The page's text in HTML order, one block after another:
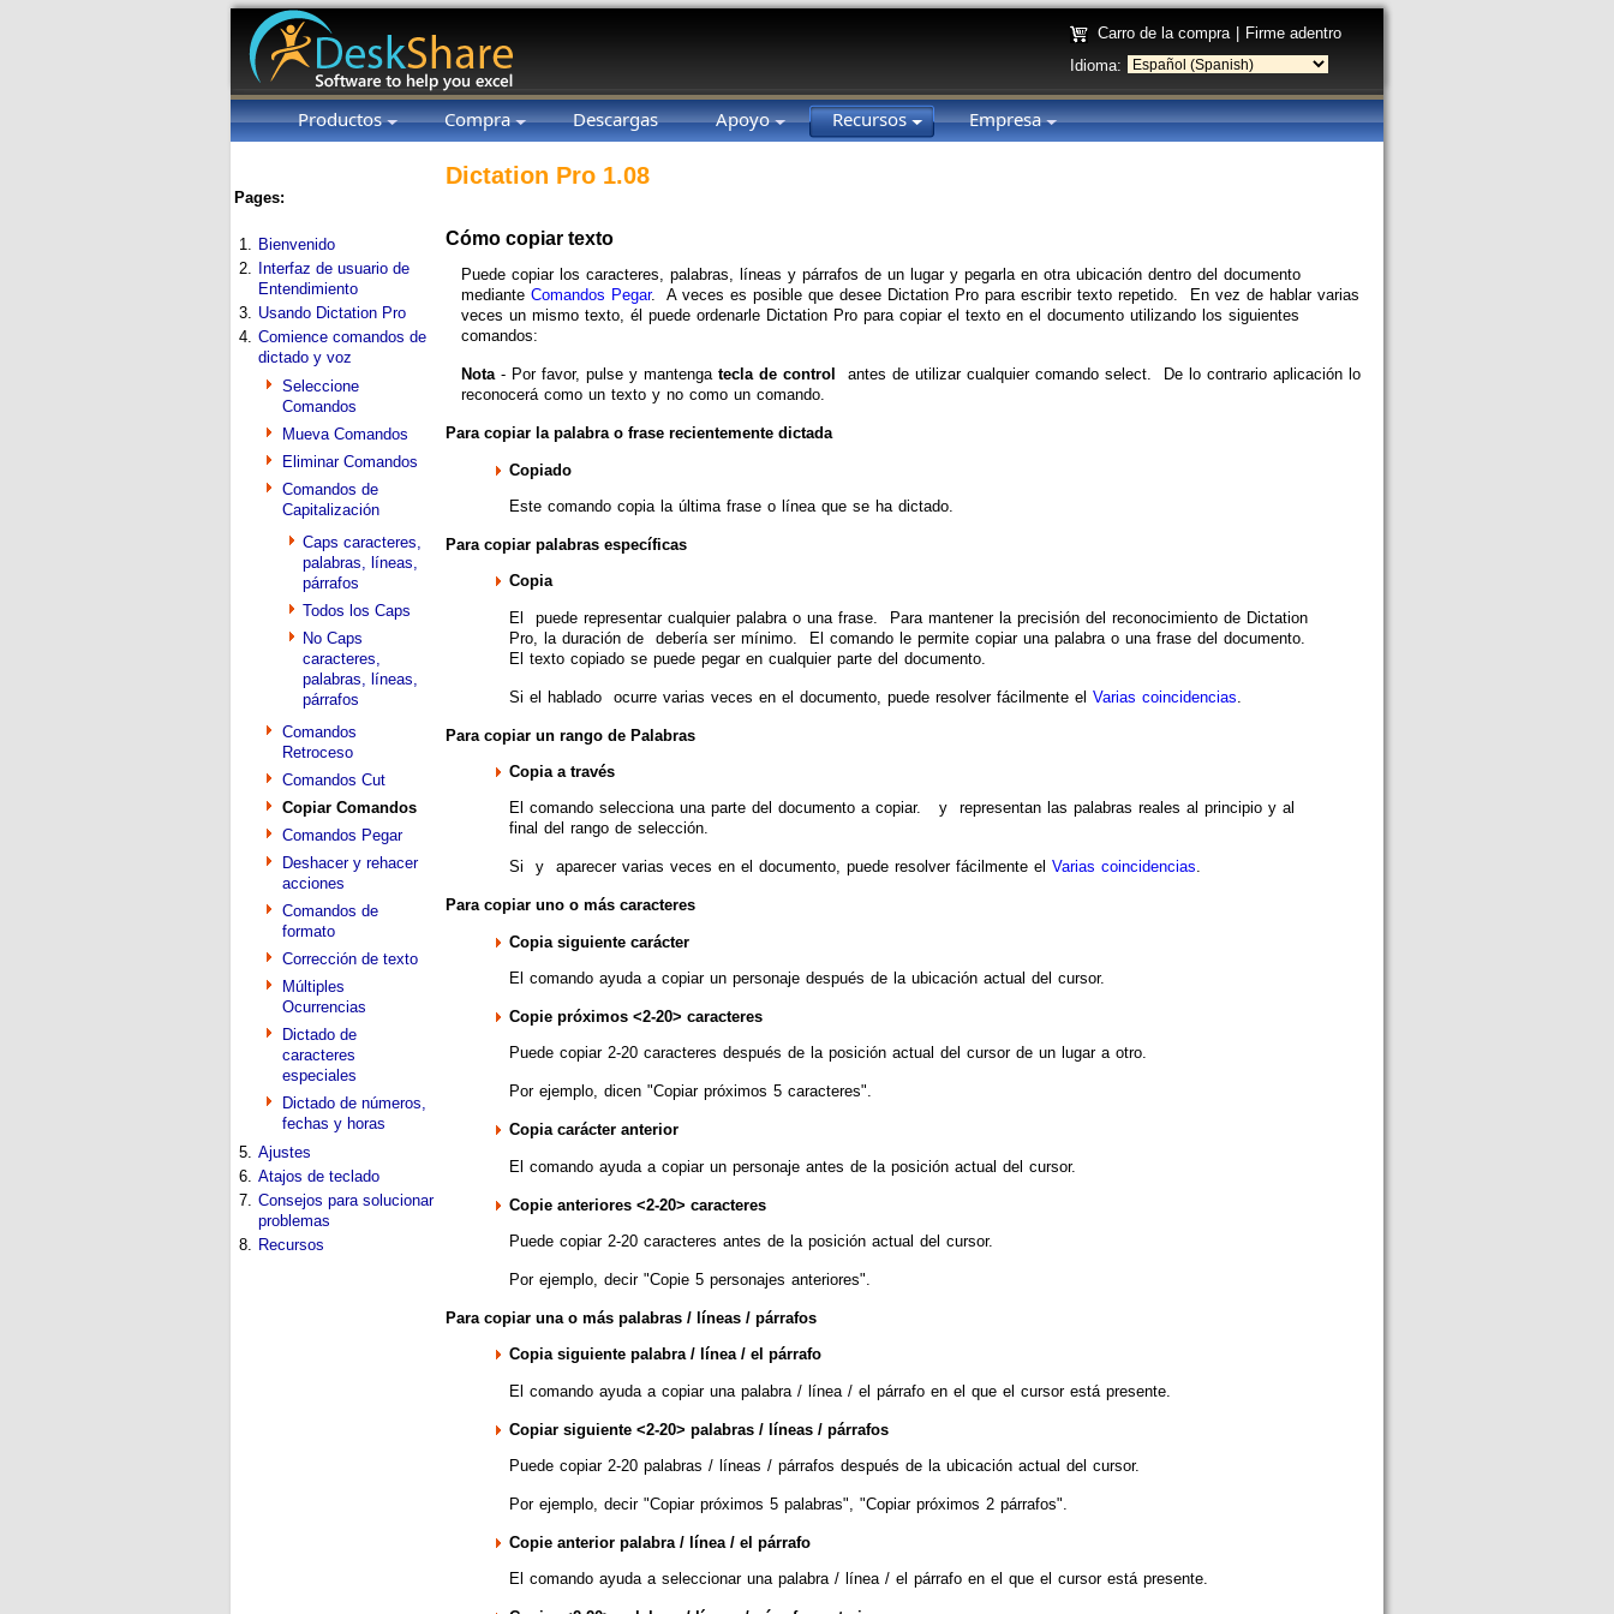
Carro de la compra
Firme adentro
Idioma:
Productos Compra Descargas Apoyo Recursos Empresa
Pages:
1. Bienvenido
2.
Interfaz de usuario de
Entendimiento
3. Usando Dictation Pro
4. Comience comandos de
dictado y voz
Seleccione
Comandos
Mueva Comandos
Eliminar Comandos
Comandos de
Capitalización
Caps caracteres,
palabras, líneas,
párrafos
Todos los Caps
No Caps
caracteres,
palabras, líneas,
párrafos
Comandos
Retroceso
Comandos Cut
Copiar Comandos
Comandos Pegar
Deshacer y rehacer
acciones
Comandos de
formato
Corrección de texto
Múltiples
Ocurrencias
Dictado de
caracteres
especiales
Dictado de números,
fechas y horas
5. Ajustes
6. Atajos de teclado
7. Consejos para solucionar
problemas
8. Recursos
Dictation Pro 1.08
Cómo copiar texto
Puede copiar los caracteres, palabras, líneas y párrafos de un lugar y pegarla en otra ubicación dentro del documento
mediante Comandos Pegar. A veces es posible que desee Dictation Pro para escribir texto repetido. En vez de hablar varias
veces un mismo texto, él puede ordenarle Dictation Pro para copiar el texto en el documento utilizando los siguientes
comandos:
Nota- Por favor, pulse y mantenga tecla de control
antes de utilizar cualquier comando select. De lo contrario aplicación lo
reconocerá como un texto y no como un comando.
Para copiar la palabra o frase recientemente dictada
Copiado
Este comando copia la última frase o línea que se ha dictado.
Para copiar palabras específicas
Copia
El
puede representar cualquier palabra o una frase. Para mantener la precisión del reconocimiento de Dictation
Pro, la duración de
debería ser mínimo. El comando le permite copiar una palabra o una frase del documento.
El texto copiado se puede pegar en cualquier parte del documento.
Si el hablado ocurre varias veces en el documento, puede resolver fácilmente el Varias coincidencias
Para copiar un rango de Palabras
Copia a través
El comando selecciona una parte del documento a copiar. y
representan las palabras reales al principio y al
final del rango de selección.
Si y aparecer varias veces en el documento, puede resolver fácilmente el Varias coincidencias.
Para copiar uno o más caracteres
Copia siguiente carácter
El comando ayuda a copiar un personaje después de la ubicación actual del cursor.
Copie próximos <2-20> caracteres
Puede copiar 2-20 caracteres después de la posición actual del cursor de un lugar a otro.
Por ejemplo, dicen "Copiar próximos 5 caracteres".
Copia carácter anterior
El comando ayuda a copiar un personaje antes de la posición actual del cursor.
Copie anteriores <2-20> caracteres
Puede copiar 2-20 caracteres antes de la posición actual del cursor.
Por ejemplo, decir "Copie 5 personajes anteriores".
Para copiar una o más palabras / líneas / párrafos
Copia siguiente palabra / línea / el párrafo
El comando ayuda a copiar una palabra / línea / el párrafo en el que el cursor está presente.
Copiar siguiente <2-20> palabras / líneas / párrafos
Puede copiar 2-20 palabras / líneas / párrafos después de la ubicación actual del cursor.
Por ejemplo, decir "Copiar próximos 5 palabras", "Copiar próximos 2 párrafos".
Copie anterior palabra / línea / el párrafo
El comando ayuda a seleccionar una palabra / línea / el párrafo en el que el cursor está presente.